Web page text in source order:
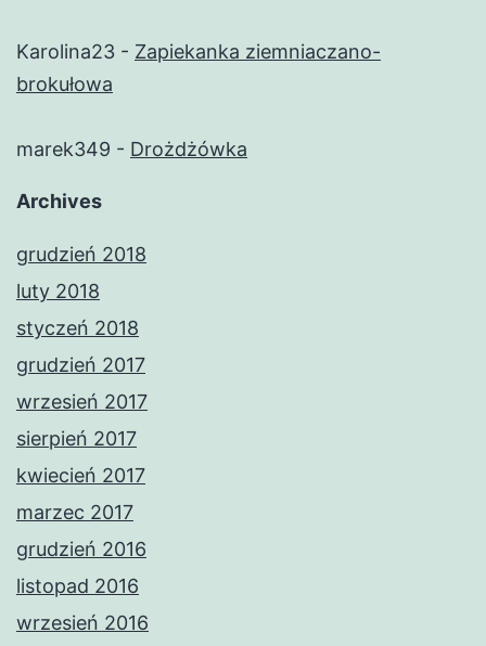
Karolina23 - Zapiekanka ziemniaczano-
brokułowa
marek349 - Drożdżówka
Archives
grudzień 2018
luty 2018
styczeń 2018
grudzień 2017
wrzesień 2017
sierpień 2017
kwiecień 2017
marzec 2017
grudzień 2016
listopad 2016
wrzesień 2016